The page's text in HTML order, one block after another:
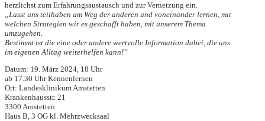
herzlichst zum Erfahrungsaustausch und zur Vernetzung ein.
„Lasst uns teilhaben am Weg der anderen und voneinander lernen, mit
welchen Strategien wir es geschafft haben, mit unserem Thema
umzugehen.
Bestimmt ist die eine oder andere wertvolle Information dabei, die uns
im eigenen Alltag weiterhelfen kann!“
Datum: 19. März 2024, 18 Uhr
ab 17.30 Uhr Kennenlernen
Ort: Landesklinikum Amstetten
Krankenhausstr. 21
3300 Amstetten
Haus B, 3 OG kl. Mehrzwecksaal